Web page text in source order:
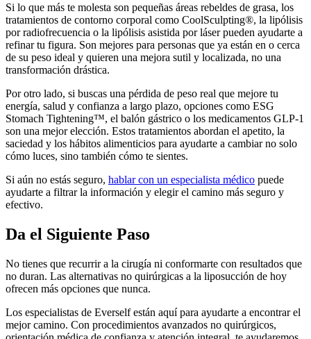
Si lo que más te molesta son pequeñas áreas rebeldes de grasa, los
tratamientos de contorno corporal como CoolSculpting®, la lipólisis
por radiofrecuencia o la lipólisis asistida por láser pueden ayudarte a
refinar tu figura. Son mejores para personas que ya están en o cerca
de su peso ideal y quieren una mejora sutil y localizada, no una
transformación drástica.
Por otro lado, si buscas una pérdida de peso real que mejore tu
energía, salud y confianza a largo plazo, opciones como ESG
Stomach Tightening™, el balón gástrico o los medicamentos GLP-1
son una mejor elección. Estos tratamientos abordan el apetito, la
saciedad y los hábitos alimenticios para ayudarte a cambiar no solo
cómo luces, sino también cómo te sientes.
Si aún no estás seguro, hablar con un especialista médico puede
ayudarte a filtrar la información y elegir el camino más seguro y
efectivo.
Da el Siguiente Paso
No tienes que recurrir a la cirugía ni conformarte con resultados que
no duran. Las alternativas no quirúrgicas a la liposucción de hoy
ofrecen más opciones que nunca.
Los especialistas de Everself están aquí para ayudarte a encontrar el
mejor camino. Con procedimientos avanzados no quirúrgicos,